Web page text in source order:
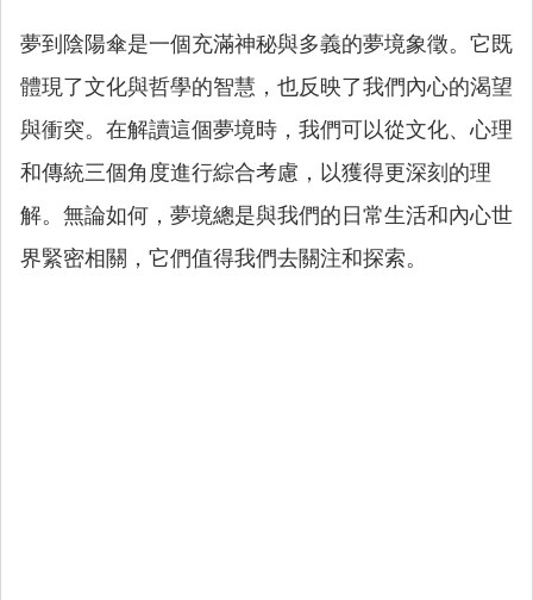
夢到陰陽傘是一個充滿神秘與多義的夢境象徵。它既
體現了文化與哲學的智慧，也反映了我們內心的渴望
與衝突。在解讀這個夢境時，我們可以從文化、心理
和傳統三個角度進行綜合考慮，以獲得更深刻的理
解。無論如何，夢境總是與我們的日常生活和內心世
界緊密相關，它們值得我們去關注和探索。